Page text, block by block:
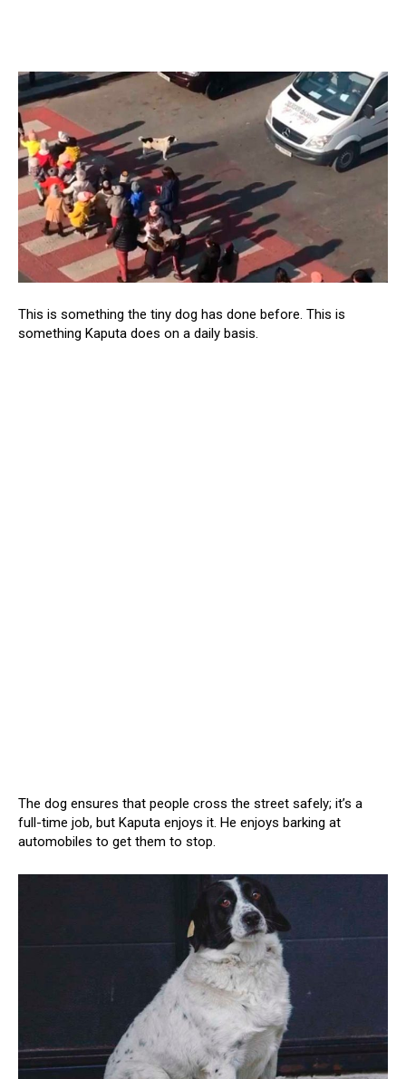
This is something the tiny dog has done before. This is
something Kaputa does on a daily basis.
The dog ensures that people cross the street safely; it’s a
full-time job, but Kaputa enjoys it. He enjoys barking at
automobiles to get them to stop.